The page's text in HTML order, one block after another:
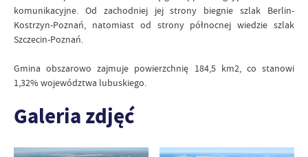
komunikacyjne. Od zachodniej jej strony biegnie szlak Berlin-
Kostrzyn-Poznań, natomiast od strony północnej wiedzie szlak
Szczecin-Poznań.
Gmina obszarowo zajmuje powierzchnię 184,5 km2, co stanowi
1,32% województwa lubuskiego.
Galeria zdjęć